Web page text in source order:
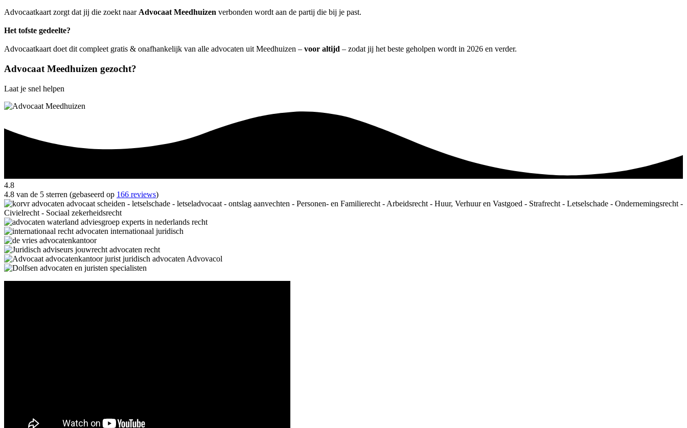
Advocaatkaart zorgt dat jij die zoekt naar Advocaat Meedhuizen verbonden wordt aan de partij die bij je past.
Het tofste gedeelte?
Advocaatkaart doet dit compleet gratis & onafhankelijk van alle advocaten uit Meedhuizen – voor altijd – zodat jij het beste geholpen wordt in 2026 en verder.
Advocaat Meedhuizen gezocht?
Laat je snel helpen
4.8
4.8 van de 5 sterren (gebaseerd op 166 reviews)